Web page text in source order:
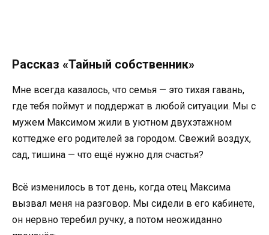
Рассказ «Тайный собственник»
Мне всегда казалось, что семья — это тихая гавань,
где тебя поймут и поддержат в любой ситуации. Мы с
мужем Максимом жили в уютном двухэтажном
коттедже его родителей за городом. Свежий воздух,
сад, тишина — что ещё нужно для счастья?
Всё изменилось в тот день, когда отец Максима
вызвал меня на разговор. Мы сидели в его кабинете,
он нервно теребил ручку, а потом неожиданно